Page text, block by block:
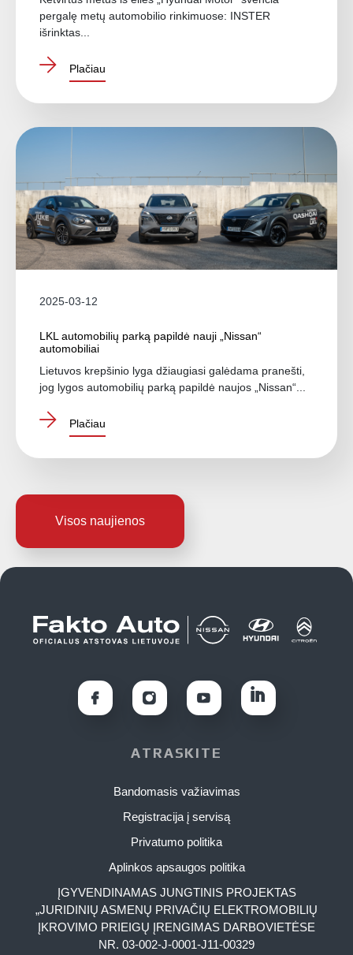
pergalę metų automobilio rinkimuose: INSTER
išrinktas...
Plačiau
2025-03-12
LKL automobilių parką papildė nauji „Nissan“
automobiliai
Lietuvos krepšinio lyga džiaugiasi galėdama pranešti,
jog lygos automobilių parką papildė naujos „Nissan“...
Plačiau
Visos naujienos
ATRASKITE
Bandomasis važiavimas
Registracija į servisą
Privatumo politika
Aplinkos apsaugos politika
ĮGYVENDINAMAS JUNGTINIS PROJEKTAS
„JURIDINIŲ ASMENŲ PRIVAČIŲ ELEKTROMOBILIŲ
ĮKROVIMO PRIEIGŲ ĮRENGIMAS DARBOVIETĖSE
NR. 03-002-J-0001-J11-00329